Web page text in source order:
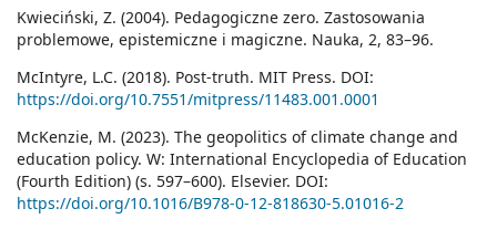
Kwieciński, Z. (2004). Pedagogiczne zero. Zastosowania
problemowe, epistemiczne i magiczne. Nauka, 2, 83–96.
McIntyre, L.C. (2018). Post-truth. MIT Press. DOI:
https://doi.org/10.7551/mitpress/11483.001.0001
McKenzie, M. (2023). The geopolitics of climate change and
education policy. W: International Encyclopedia of Education
(Fourth Edition) (s. 597–600). Elsevier. DOI:
https://doi.org/10.1016/B978-0-12-818630-5.01016-2